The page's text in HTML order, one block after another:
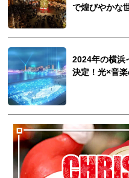
で煌びやかな
2024年の横浜
決定！光×音